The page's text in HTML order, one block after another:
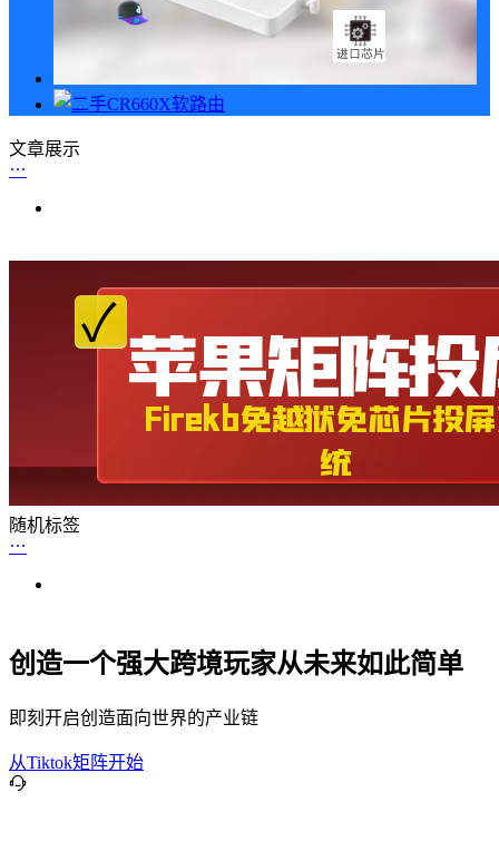
文章展示
随机标签
创造一个强大跨境玩家从未来如此简单
即刻开启创造面向世界的产业链
从Tiktok矩阵开始